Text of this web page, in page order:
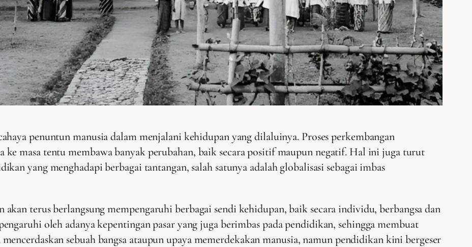
penuntun manusia dalam menjalani kehidupan yang dilaluinya. Proses perkembangan
ke masa tentu membawa banyak perubahan, baik secara positif maupun negatif. Hal ini juga turut
yang menghadapi berbagai tantangan, salah satunya adalah globalisasi sebagai imbas
akan terus berlangsung mempengaruhi berbagai sendi kehidupan, baik secara individu, berbangsa dan
oleh adanya kepentingan pasar yang juga berimbas pada pendidikan, sehingga membuat
sebuah bangsa ataupun upaya memerdekakan manusia, namun pendidikan kini bergeser